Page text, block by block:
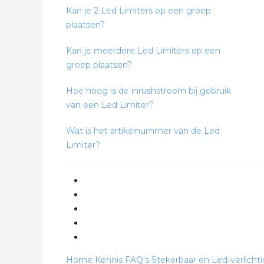
Kan je 2 Led Limiters op een groep
plaatsen?
Kan je meerdere Led Limiters op een
groep plaatsen?
Hoe hoog is de inrushstroom bij gebruik
van een Led Limiter?
Wat is het artikelnummer van de Led
Limiter?
Home Kennis FAQ's Stekerbaar en Led-